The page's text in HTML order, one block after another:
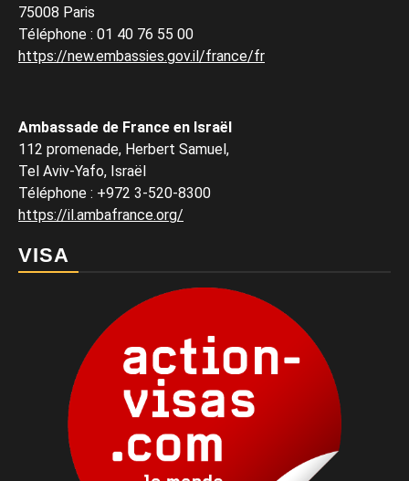
75008 Paris
Téléphone : 01 40 76 55 00
https://new.embassies.gov.il/france/fr
Ambassade de France en Israël
112 promenade, Herbert Samuel,
Tel Aviv-Yafo, Israël
Téléphone : +972 3-520-8300
https://il.ambafrance.org/
VISA